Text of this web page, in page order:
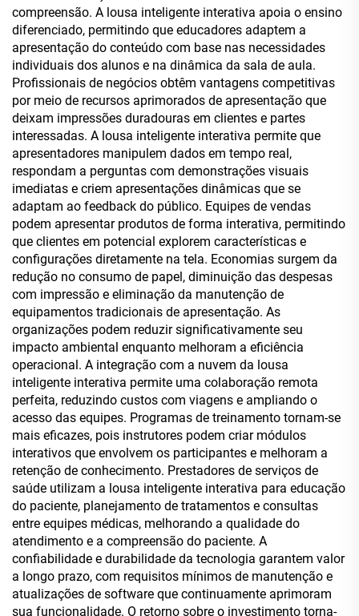
compreensão. A lousa inteligente interativa apoia o ensino
diferenciado, permitindo que educadores adaptem a
apresentação do conteúdo com base nas necessidades
individuais dos alunos e na dinâmica da sala de aula.
Profissionais de negócios obtêm vantagens competitivas
por meio de recursos aprimorados de apresentação que
deixam impressões duradouras em clientes e partes
interessadas. A lousa inteligente interativa permite que
apresentadores manipulem dados em tempo real,
respondam a perguntas com demonstrações visuais
imediatas e criem apresentações dinâmicas que se
adaptam ao feedback do público. Equipes de vendas
podem apresentar produtos de forma interativa, permitindo
que clientes em potencial explorem características e
configurações diretamente na tela. Economias surgem da
redução no consumo de papel, diminuição das despesas
com impressão e eliminação da manutenção de
equipamentos tradicionais de apresentação. As
organizações podem reduzir significativamente seu
impacto ambiental enquanto melhoram a eficiência
operacional. A integração com a nuvem da lousa
inteligente interativa permite uma colaboração remota
perfeita, reduzindo custos com viagens e ampliando o
acesso das equipes. Programas de treinamento tornam-se
mais eficazes, pois instrutores podem criar módulos
interativos que envolvem os participantes e melhoram a
retenção de conhecimento. Prestadores de serviços de
saúde utilizam a lousa inteligente interativa para educação
do paciente, planejamento de tratamentos e consultas
entre equipes médicas, melhorando a qualidade do
atendimento e a compreensão do paciente. A
confiabilidade e durabilidade da tecnologia garantem valor
a longo prazo, com requisitos mínimos de manutenção e
atualizações de software que continuamente aprimoram
sua funcionalidade. O retorno sobre o investimento torna-